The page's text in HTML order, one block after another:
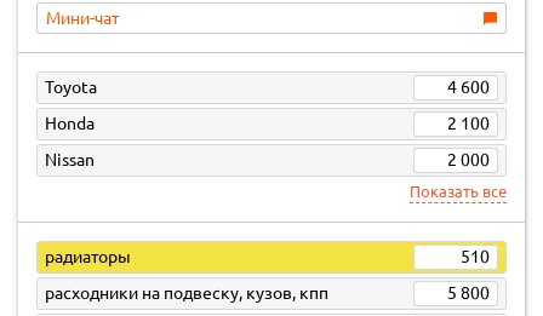
Мини-чат
Toyota
4 600
Honda
2 100
Nissan
2 000
Показать все
радиаторы
510
расходники на подвеску, кузов, кпп
5 800